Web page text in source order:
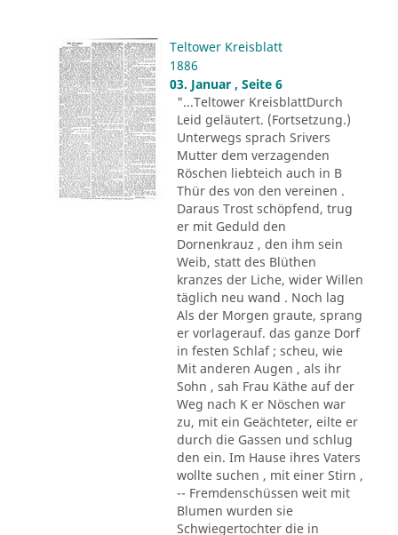
Teltower Kreisblatt
1886
03. Januar , Seite 6
"...Teltower KreisblattDurch
Leid geläutert. (Fortsetzung.)
Unterwegs sprach Srivers
Mutter dem verzagenden
Röschen liebteich auch in B
Thür des von den vereinen .
Daraus Trost schöpfend, trug
er mit Geduld den
Dornenkrauz , den ihm sein
Weib, statt des Blüthen
kranzes der Liche, wider Willen
täglich neu wand . Noch lag
Als der Morgen graute, sprang
er vorlagerauf. das ganze Dorf
in festen Schlaf ; scheu, wie
Mit anderen Augen , als ihr
Sohn , sah Frau Käthe auf der
Weg nach K er Nöschen war
zu, mit ein Geächteter, eilte er
durch die Gassen und schlug
den ein. Im Hause ihres Vaters
wollte suchen , mit einer Stirn ,
-- Fremdenschüssen weit mit
Blumen wurden sie
Schwiegertochter die in